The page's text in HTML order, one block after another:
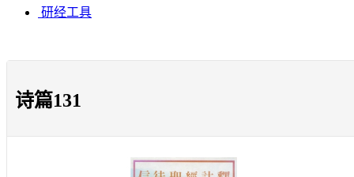
研经工具
诗篇131